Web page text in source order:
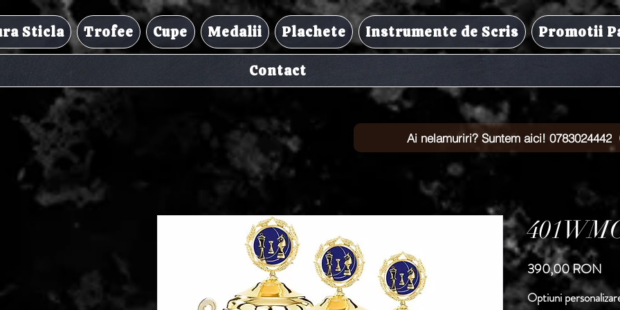
Sticla Trofee Cupe Medalii Plachete Instrumente de Scris Promotii
Contact
Ai nelamuriri? Suntem aici! 0783024442
390,00 RON
Optiuni